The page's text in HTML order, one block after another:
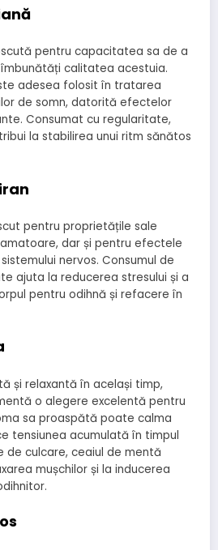
pentru capacitatea sa de a
calitatea acestuia.
adesea folosit în tratarea
de somn, datorită efectelor
Consumat cu regularitate,
la stabilirea unui ritm sănătos
pentru proprietățile sale
dar și pentru efectele
nervos. Consumul de
ajuta la reducerea stresului și a
pentru odihnă și refacere în
și relaxantă în același timp,
o alegere excelentă pentru
sa proaspătă poate calma
tensiunea acumulată în timpul
de culcare, ceaiul de mentă
mușchilor și la inducerea